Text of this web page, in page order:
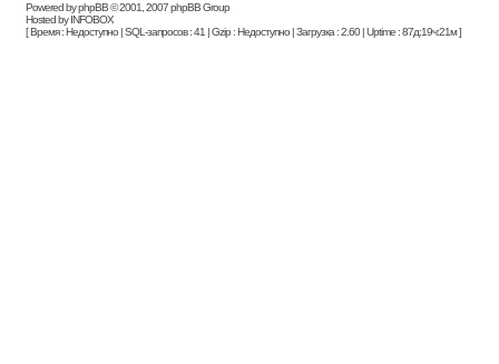
Powered by phpBB © 2001, 2007 phpBB Group
Hosted by INFOBOX
[ Время : Недоступно | SQL-запросов : 41 | Gzip : Недоступно | Загрузка : 2.60 | Uptime : 87д:19ч:21м ]